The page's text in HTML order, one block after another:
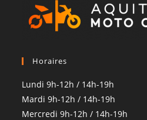
Horaires
Lundi 9h-12h / 14h-19h
Mardi 9h-12h / 14h-19h
Mercredi 9h-12h / 14h-19h